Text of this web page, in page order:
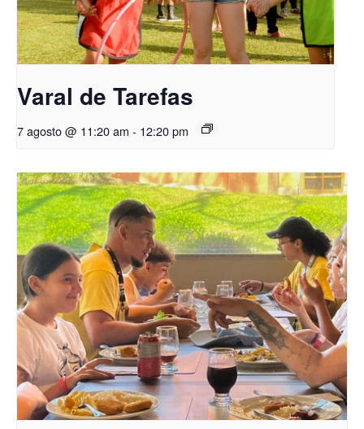
Varal de Tarefas
7 agosto @ 11:20 am - 12:20 pm